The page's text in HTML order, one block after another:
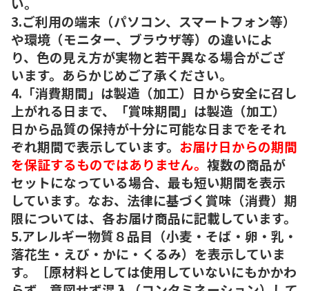
3.ご利用の端末（パソコン、スマートフォン等）
や環境（モニター、ブラウザ等）の違いによ
り、色の見え方が実物と若干異なる場合がござ
います。あらかじめご了承ください。
4.「消費期間」は製造（加工）日から安全に召し
上がれる日まで、「賞味期間」は製造（加工）
日から品質の保持が十分に可能な日までをそれ
ぞれ期間で表示しています。 お届け日からの期間
を保証するものではありません。 複数の商品が
セットになっている場合、最も短い期間を表示
しています。なお、法律に基づく賞味（消費）期
限については、各お届け商品に記載しています。
5.アレルギー物質８品目（小麦・そば・卵・乳・
落花生・えび・かに・くるみ）を表示していま
す。［原材料としては使用していないにもかかわ